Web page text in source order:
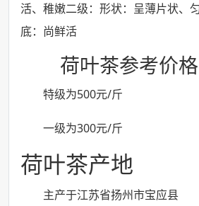
活、稚嫩二级：形状：呈薄片状、
底：尚鲜活
荷叶茶参考价格
特级为500元/斤
一级为300元/斤
荷叶茶产地
主产于江苏省扬州市宝应县